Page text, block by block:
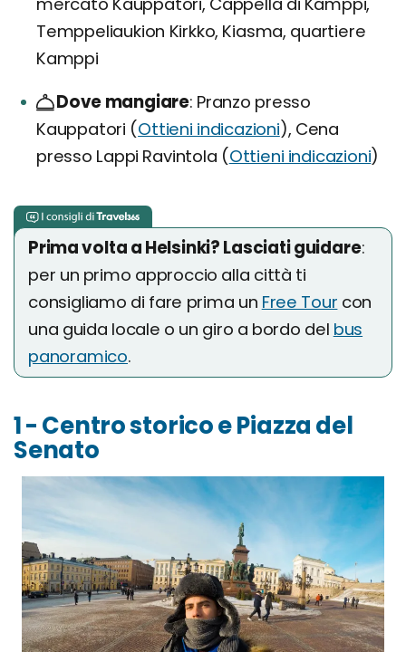
Temppeliaukion Kirkko, Kiasma, quartiere
Kamppi
Dove mangiare Pranzo presso
Kauppatori (Ottieni indicazioni), Cena
presso Lappi Ravintola (Ottieni indicazioni)
Prima volta a Helsinki? Lasciati guidare:
per un primo approccio alla città ti
consigliamo di fare prima un Free Tour con
una guida locale o un giro a bordo del bus
panoramico.
1 - Centro storico e Piazza del
Senato